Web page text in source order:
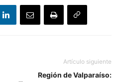
Artículo siguiente
Región de Valparaíso: